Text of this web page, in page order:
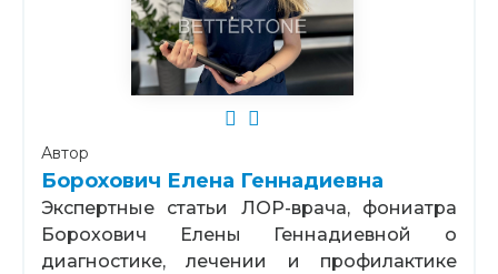
Автор
Борохович Елена Геннадиевна
Экспертные статьи ЛОР-врача, фониатра
Борохович Елены Геннадиевной о
диагностике, лечении и профилактике